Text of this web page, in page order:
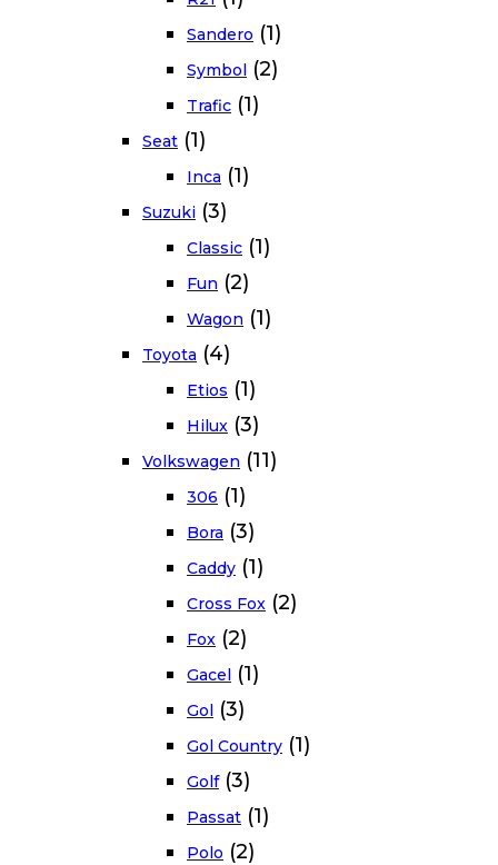
Sandero (1)
Symbol (2)
Trafic (1)
Seat (1)
Inca (1)
Suzuki (3)
Classic (1)
Fun (2)
Wagon (1)
Toyota (4)
Etios (1)
Hilux (3)
Volkswagen (11)
306 (1)
Bora (3)
Caddy (1)
Cross Fox (2)
Fox (2)
Gacel (1)
Gol (3)
Gol Country (1)
Golf (3)
Passat (1)
Polo (2)